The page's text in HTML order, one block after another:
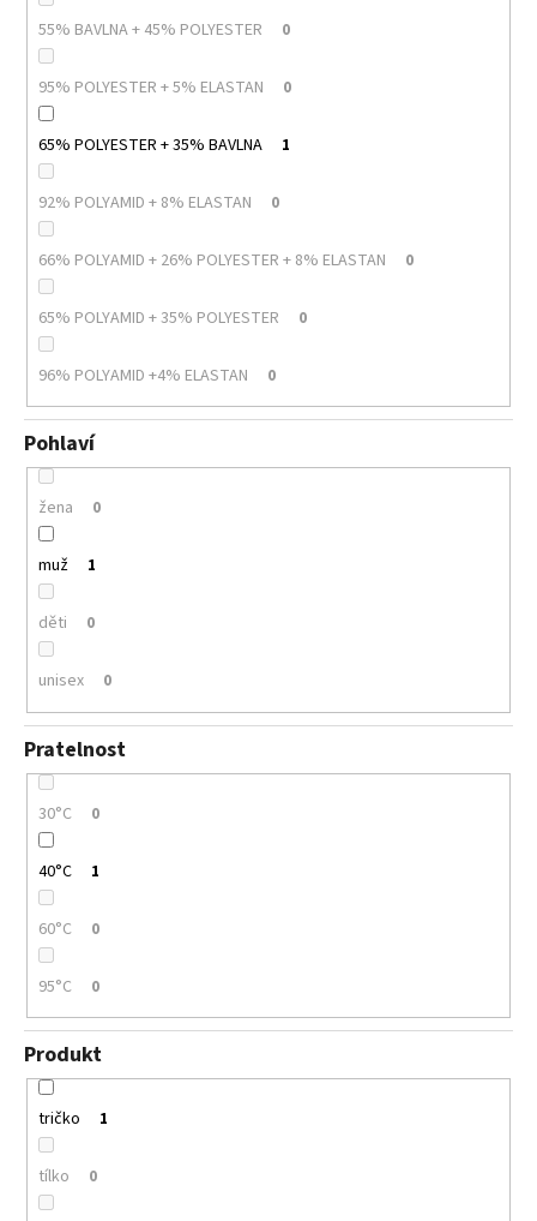
55% BAVLNA + 45% POLYESTER 0
95% POLYESTER + 5% ELASTAN 0
65% POLYESTER + 35% BAVLNA 1
92% POLYAMID + 8% ELASTAN 0
66% POLYAMID + 26% POLYESTER + 8% ELASTAN 0
65% POLYAMID + 35% POLYESTER 0
96% POLYAMID +4% ELASTAN 0
Pohlaví
žena 0
muž 1
děti 0
unisex 0
Pratelnost
30°C 0
40°C 1
60°C 0
95°C 0
Produkt
tričko 1
tílko 0